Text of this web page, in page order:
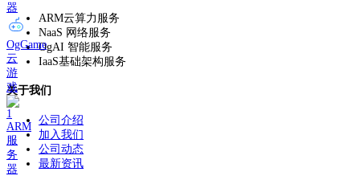
器
OgGame
云
游
戏
ARM
服
务
器
ARM云算力服务
NaaS 网络服务
OgAI 智能服务
IaaS基础架构服务
关于我们
公司介绍
加入我们
公司动态
最新资讯